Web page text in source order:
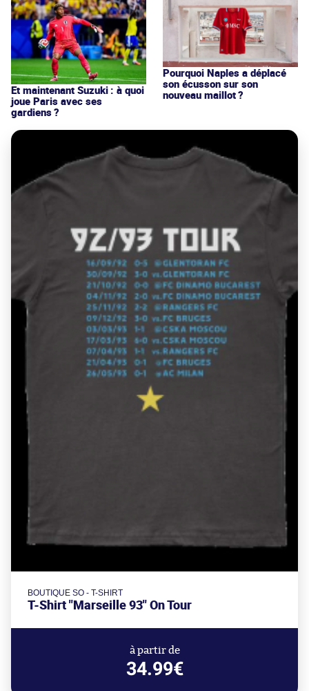
Et maintenant Suzuki : à quoi
joue Paris avec ses
gardiens ?
Pourquoi Naples a déplacé
son écusson sur son
nouveau maillot ?
BOUTIQUE SO - T-SHIRT
T-Shirt "Marseille 93" On Tour
à partir de
34.99€